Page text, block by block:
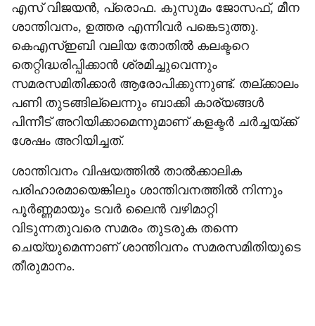
എസ് വിജയന്‍, പ്രൊഫ. കുസുമം ജോസഫ്, മീന
ശാന്തിവനം, ഉത്തര എന്നിവര്‍ പങ്കെടുത്തു.
കെഎസ്ഇബി വലിയ തോതില്‍ കലക്ടറെ
തെറ്റിദ്ധരിപ്പിക്കാന്‍ ശ്രമിച്ചുവെന്നും
സമരസമിതിക്കാര്‍ ആരോപിക്കുന്നുണ്ട്. തല്ക്കാലം
പണി തുടങ്ങില്ലെന്നും ബാക്കി കാര്യങ്ങള്‍
പിന്നീട് അറിയിക്കാമെന്നുമാണ് കളക്ടര്‍ ചര്‍ച്ചയ്ക്ക്
ശേഷം അറിയിച്ചത്.
ശാന്തിവനം വിഷയത്തില്‍ താല്‍ക്കാലിക
പരിഹാരമായെങ്കിലും ശാന്തിവനത്തില്‍ നിന്നും
പൂര്‍ണ്ണമായും ടവര്‍ ലൈന്‍ വഴിമാറ്റി
വിടുന്നതുവരെ സമരം തുടരുക തന്നെ
ചെയ്യുമെന്നാണ് ശാന്തിവനം സമരസമിതിയുടെ
തീരുമാനം.